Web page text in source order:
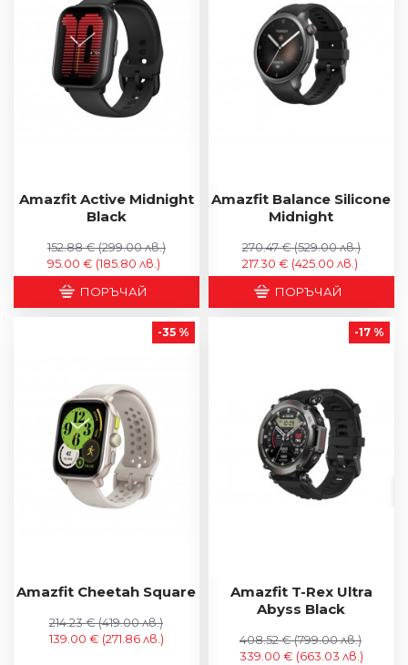
Amazfit Active Midnight
Black
95.00 € (185.80 лв.)
152.88 €(299.00 лв.)
ПОРЪЧАЙ
Amazfit Balance Silicone
Midnight
217.30 € (425.00 лв.)
270.47 €(529.00 лв.)
ПОРЪЧАЙ
-35 %
Amazfit Cheetah Square
139.00 € (271.86 лв.)
214.23 €(419.00 лв.)
-17 %
Amazfit T-Rex Ultra
Abyss Black
339.00 € (663.03 лв.)
408.52 €(799.00 лв.)